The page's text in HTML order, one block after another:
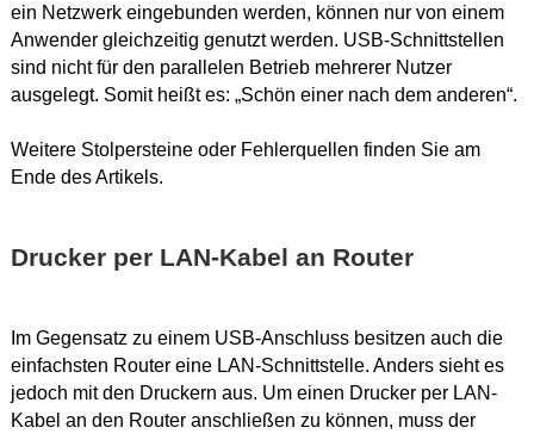
ein Netzwerk eingebunden werden, können nur von einem
Anwender gleichzeitig genutzt werden. USB-Schnittstellen
sind nicht für den parallelen Betrieb mehrerer Nutzer
ausgelegt. Somit heißt es: „Schön einer nach dem anderen“.
Weitere Stolpersteine oder Fehlerquellen finden Sie am
Ende des Artikels.
Drucker per LAN-Kabel an Router
Im Gegensatz zu einem USB-Anschluss besitzen auch die
einfachsten Router eine LAN-Schnittstelle. Anders sieht es
jedoch mit den Druckern aus. Um einen Drucker per LAN-
Kabel an den Router anschließen zu können, muss der